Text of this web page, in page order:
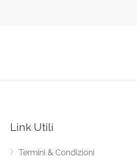
Link Utili
Termini & Condizioni